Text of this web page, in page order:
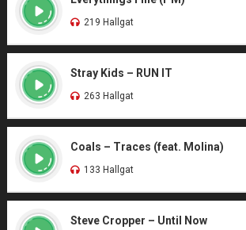
219 Hallgat
Stray Kids – RUN IT
263 Hallgat
Coals – Traces (feat. Molina)
133 Hallgat
Steve Cropper – Until Now